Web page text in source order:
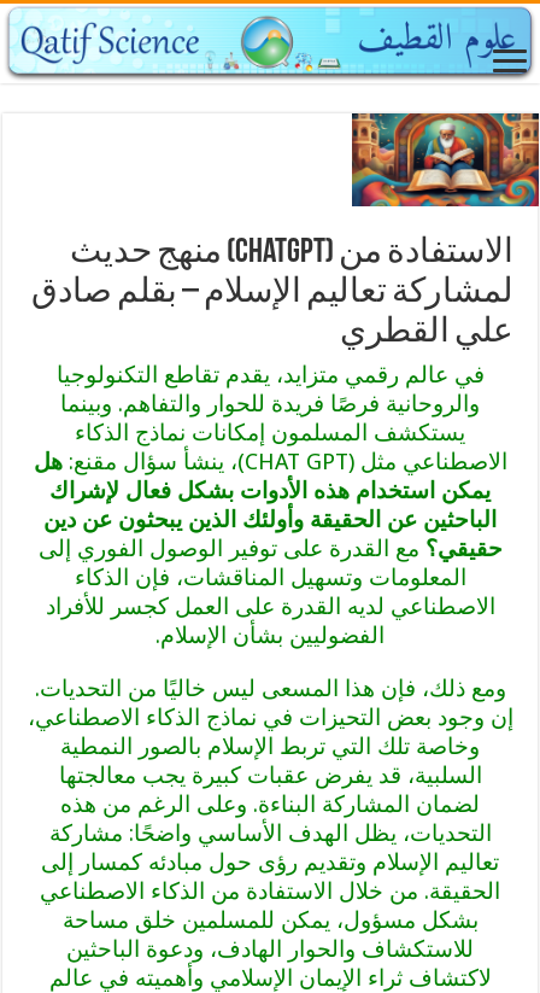
الاستفادة من (ChatGPT) منهج حديث
لمشاركة تعاليم الإسلام – بقلم صادق
علي القطري
في عالم رقمي متزايد، يقدم تقاطع التكنولوجيا
والروحانية فرصًا فريدة للحوار والتفاهم. وبينما
يستكشف المسلمون إمكانات نماذج الذكاء
الاصطناعي مثل (CHAT GPT)، ينشأ سؤال مقنع:
هل
يمكن استخدام هذه الأدوات بشكل فعال لإشراك
الباحثين عن الحقيقة وأولئك الذين يبحثون عن دين
حقيقي؟ مع القدرة على توفير الوصول الفوري إلى
المعلومات وتسهيل المناقشات، فإن الذكاء
الاصطناعي لديه القدرة على العمل كجسر للأفراد
الفضوليين بشأن الإسلام.
ومع ذلك، فإن هذا المسعى ليس خاليًا من التحديات.
إن وجود بعض التحيزات في نماذج الذكاء الاصطناعي،
وخاصة تلك التي تربط الإسلام بالصور النمطية
السلبية، قد يفرض عقبات كبيرة يجب معالجتها
لضمان المشاركة البناءة. وعلى الرغم من هذه
التحديات، يظل الهدف الأساسي واضحًا: مشاركة
تعاليم الإسلام وتقديم رؤى حول مبادئه كمسار إلى
الحقيقة. من خلال الاستفادة من الذكاء الاصطناعي
بشكل مسؤول، يمكن للمسلمين خلق مساحة
للاستكشاف والحوار الهادف، ودعوة الباحثين
لاكتشاف ثراء الإيمان الإسلامي وأهميته في عالم